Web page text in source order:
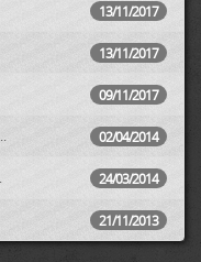
13/11/2017
13/11/2017
09/11/2017
02/04/2014
24/03/2014
21/11/2013